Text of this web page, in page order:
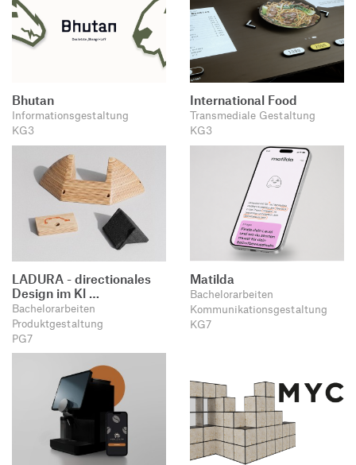
Bhutan
Informationsgestaltung
KG3
International Food
Transmediale Gestaltung
KG3
LADURA - directionales
Design im Kl …
Bachelorarbeiten
Produktgestaltung
PG7
Matilda
Bachelorarbeiten
Kommunikationsgestaltung
KG7